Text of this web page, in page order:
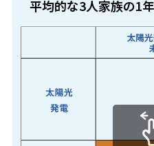
平均的な3人家族の1